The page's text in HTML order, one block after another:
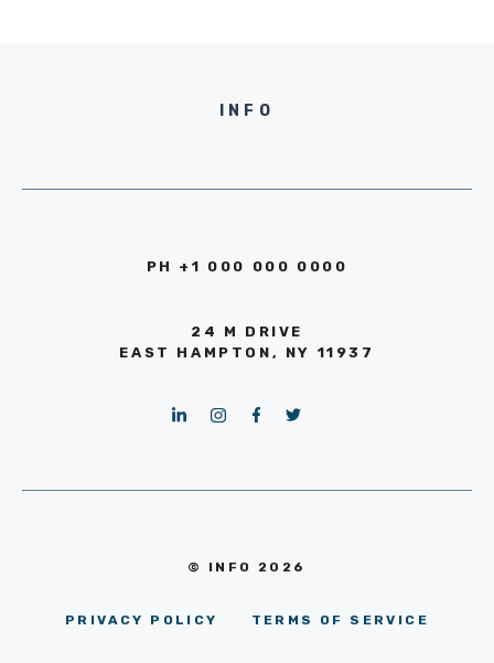
INFO
PH +1 000 000 0000
24 M DRIVE
EAST HAMPTON, NY 11937
© INFO 2026
PRIVACY POLICY TERMS OF SERVICE